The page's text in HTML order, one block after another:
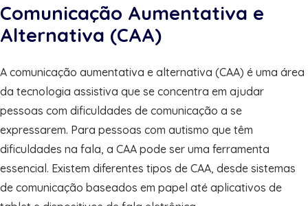
Comunicação Aumentativa e
Alternativa (CAA)
A comunicação aumentativa e alternativa (CAA) é uma área
da tecnologia assistiva que se concentra em ajudar
pessoas com dificuldades de comunicação a se
expressarem. Para pessoas com autismo que têm
dificuldades na fala, a CAA pode ser uma ferramenta
essencial. Existem diferentes tipos de CAA, desde sistemas
de comunicação baseados em papel até aplicativos de